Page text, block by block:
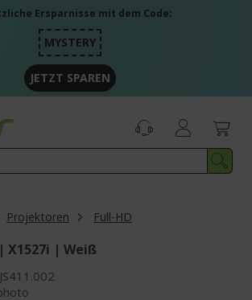
Ersparnisse mit dem Code:
MYSTERY
JETZT SPAREN
Projektoren Full-HD
X1527i | Weiß